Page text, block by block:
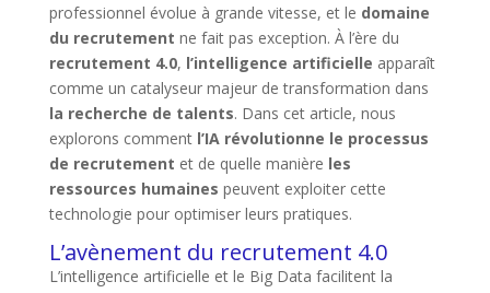
professionnel évolue à grande vitesse, et le domaine
du recrutement ne fait pas exception. À l’ère du
recrutement 4.0, l’intelligence artificielle apparaît
comme un catalyseur majeur de transformation dans
la recherche de talents. Dans cet article, nous
explorons comment l’IA révolutionne le processus
de recrutement et de quelle manière les
ressources humaines peuvent exploiter cette
technologie pour optimiser leurs pratiques.
L’avènement du recrutement 4.0
L’intelligence artificielle et le Big Data facilitent la